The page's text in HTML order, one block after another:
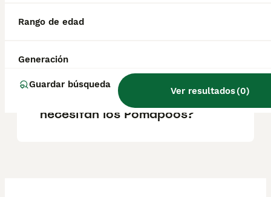
Rango de edad
Generación
Guardar búsqueda
Ver resultados(0)
¿Cómo son los pomapoos?
¿Qué cuidados especiales
necesitan los Pomapoos?